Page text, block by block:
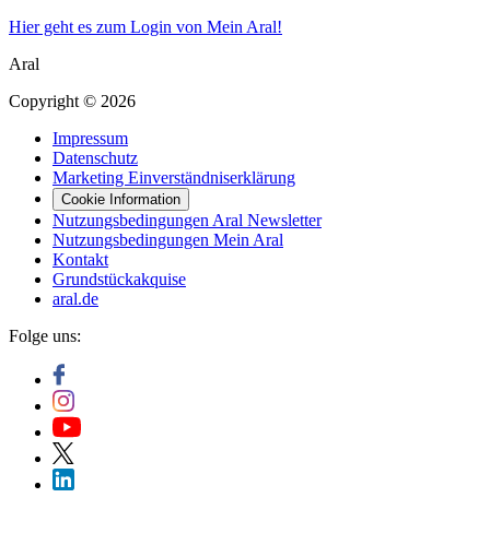
Hier geht es zum Login von Mein Aral!
Aral
Copyright © 2026
Impressum
Datenschutz
Marketing Einverständniserklärung
Cookie Information
Nutzungsbedingungen Aral Newsletter
Nutzungsbedingungen Mein Aral
Kontakt
Grundstückakquise
aral.de
Folge uns: